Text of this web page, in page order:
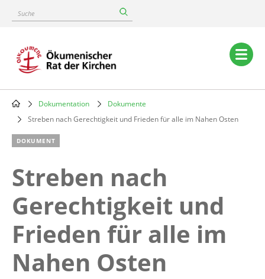
content
Suche
Main
navigation
Breadcrumb
Dokumentation
Dokumente
Streben nach Gerechtigkeit und Frieden für alle im Nahen Osten
DOKUMENT
Streben nach
Gerechtigkeit und
Frieden für alle im
Nahen Osten